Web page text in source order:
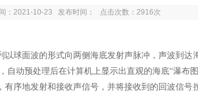
：2021-10-23 发布时间： 点击次数：2916次
面波的形式向两侧海底发射声脉冲，声波到达
动预处理后在计算机上显示出直观的海底“瀑布图
地发射和接收声信号，并将接收到的回波信号